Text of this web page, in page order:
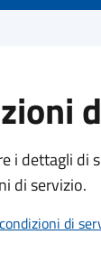
i dettagli di
di servizio.
di